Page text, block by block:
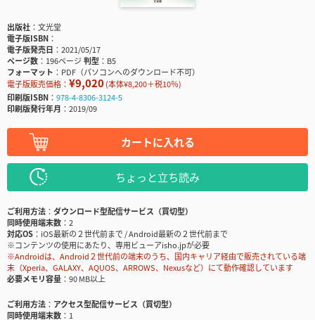
出版社
文光堂
電子版ISBN
電子版発売日
2021/05/17
ページ数
196ページ判型
B5
フォーマット
PDF（パソコンへのダウンロード不可）
電子版販売価格： ¥9,020(本体¥8,200＋税10％)
印刷版ISBN
978-4-8306-3124-5
印刷版発行年月
2019/09
カートに入れる
ちょっと立ち読み
ご利用方法
ダウンロード型配信サービス（買切型）
同時使用端末数
2
対応OS
iOS最新の２世代前まで / Android最新の２世代前まで
※コンテンツの使用にあたり、専用ビューアisho.jpが必要
※Androidは、Android２世代前の端末のうち、国内キャリア経由で販売されている端
末（Xperia、GALAXY、AQUOS、ARROWS、Nexusなど）にて動作確認しています
必要メモリ容量
90 MB以上
ご利用方法
アクセス型配信サービス（買切型）
同時使用端末数
1